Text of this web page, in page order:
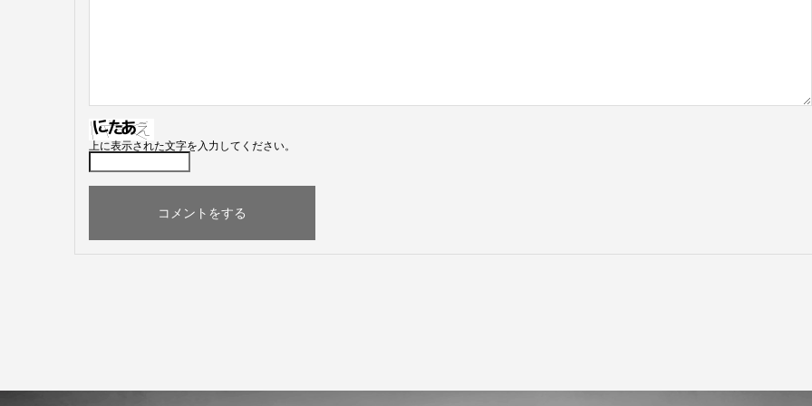
上に表示された文字を入力してください。